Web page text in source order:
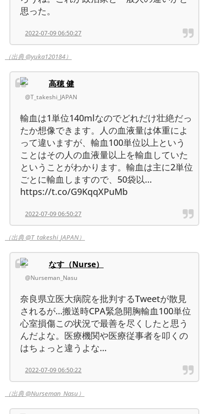
思った。
2022-07-09 06:50:27
（出典 @yuka120184）
高穂 健
@T_takeshi_JAPAN
輸血は1単位140mlなのでどれだけ壮絶だっ
たか想像できます。人の血液量は体重によ
って違いますが、輸血100単位以上という
ことはその人の血液量以上を輸血していた
ということがわかります。輸血は主に2単位
ごとに輸血しますので、50袋以…
https://t.co/G9KqqXPuMb
2022-07-09 06:50:27
（出典 @T_takeshi_JAPAN）
なす（Nurse）
@Nurseman_Nasu
奈良県立医大病院を批判するTweetが散見
されるが…搬送時CPA緊急開胸輸血100単位
心室損傷この状況で最善を尽くしたと思う
んだよな。医療機関や医療従事者を叩くの
はちょっと違うよな…
2022-07-09 06:50:22
（出典 @Nurseman_Nasu）